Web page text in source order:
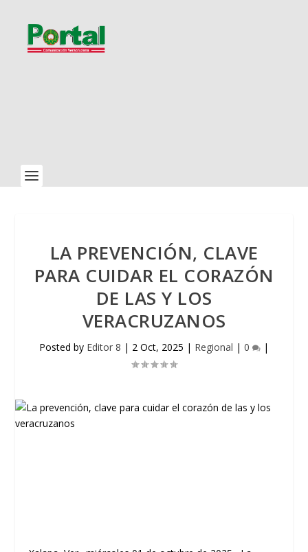
LA PREVENCIÓN, CLAVE
PARA CUIDAR EL CORAZÓN
DE LAS Y LOS
VERACRUZANOS
Posted by Editor 8 | 2 Oct, 2025 | Regional | 0 |